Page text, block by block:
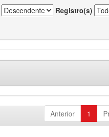
Registro(s)
Anterior 1